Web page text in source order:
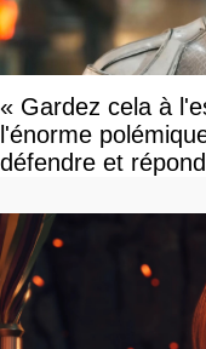
« Gardez cela à
l'énorme
défendre et